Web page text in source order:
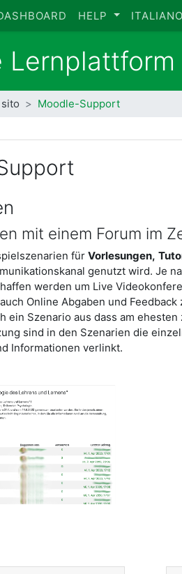
HELP
Moodle-Support
mit einem Forum im
für Vorlesungen,
genutzt wird. Je
werden um Live
Online Abgaben und
ein Szenario aus dass am
sind in den Szenarien die
Informationen verlinkt.